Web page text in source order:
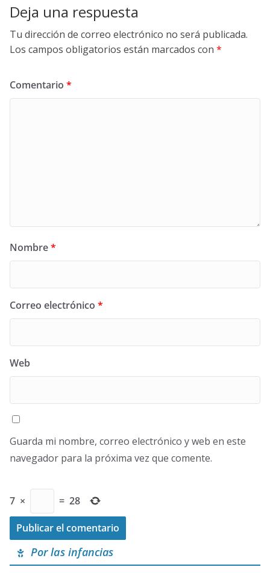
Deja una respuesta
Tu dirección de correo electrónico no será publicada.
Los campos obligatorios están marcados con *
Comentario *
Nombre*
Correo electrónico *
Web
Guarda mi nombre, correo electrónico y web en este
navegador para la próxima vez que comente.
7 × = 28
Por las infancias